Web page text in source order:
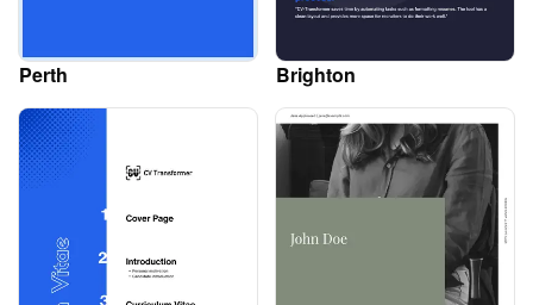
Perth Brighton